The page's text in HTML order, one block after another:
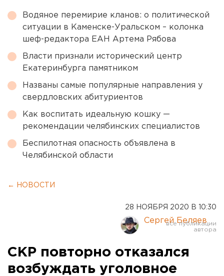
Водяное перемирие кланов: о политической
ситуации в Каменске-Уральском – колонка
шеф-редактора ЕАН Артема Рябова
Власти признали исторический центр
Екатеринбурга памятником
Названы самые популярные направления у
свердловских абитуриентов
Как воспитать идеальную кошку —
рекомендации челябинских специалистов
Беспилотная опасность объявлена в
Челябинской области
← НОВОСТИ
28 НОЯБРЯ 2020 В 10:30
Сергей Беляев
СКР повторно отказался
возбуждать уголовное